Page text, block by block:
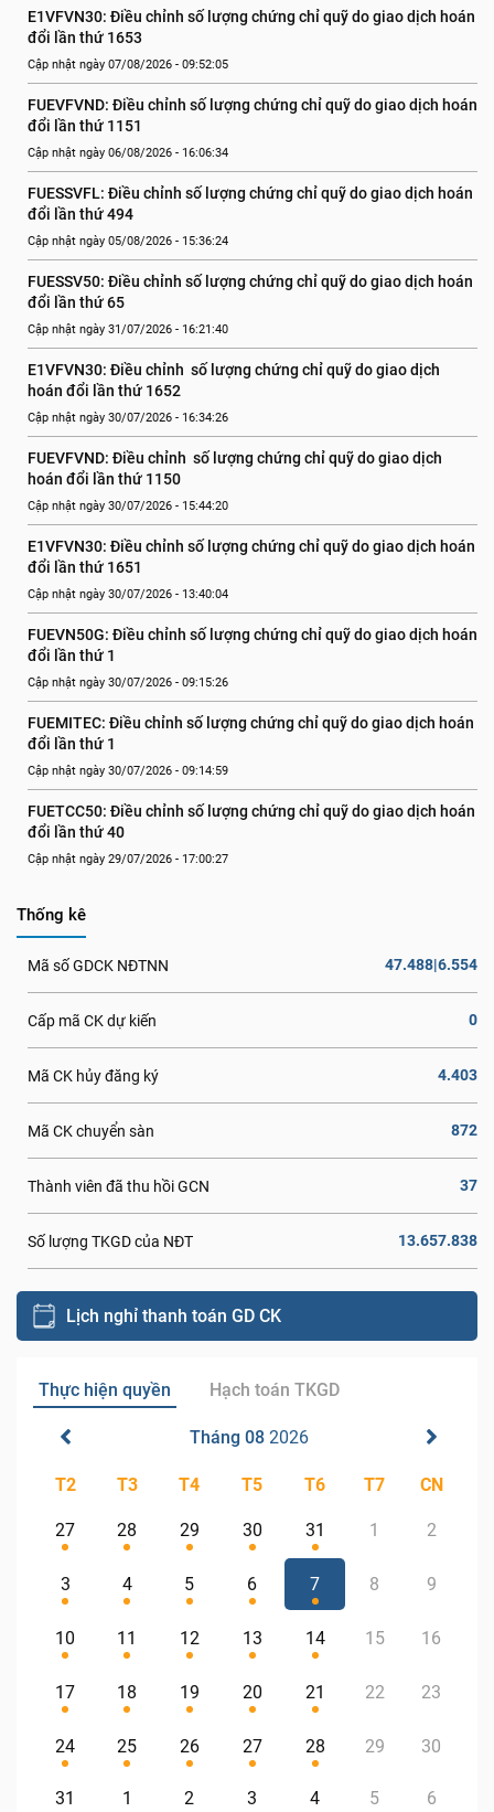
E1VFVN30: Điều chỉnh số lượng chứng chỉ quỹ do giao dịch hoán
đổi lần thứ 1653
Cập nhật ngày 07/08/2026 - 09:52:05
FUEVFVND: Điều chỉnh số lượng chứng chỉ quỹ do giao dịch hoán
đổi lần thứ 1151
Cập nhật ngày 06/08/2026 - 16:06:34
FUESSVFL: Điều chỉnh số lượng chứng chỉ quỹ do giao dịch hoán
đổi lần thứ 494
Cập nhật ngày 05/08/2026 - 15:36:24
FUESSV50: Điều chỉnh số lượng chứng chỉ quỹ do giao dịch hoán
đổi lần thứ 65
Cập nhật ngày 31/07/2026 - 16:21:40
E1VFVN30: Điều chỉnh  số lượng chứng chỉ quỹ do giao dịch
hoán đổi lần thứ 1652
Cập nhật ngày 30/07/2026 - 16:34:26
FUEVFVND: Điều chỉnh  số lượng chứng chỉ quỹ do giao dịch
hoán đổi lần thứ 1150
Cập nhật ngày 30/07/2026 - 15:44:20
E1VFVN30: Điều chỉnh số lượng chứng chỉ quỹ do giao dịch hoán
đổi lần thứ 1651
Cập nhật ngày 30/07/2026 - 13:40:04
FUEVN50G: Điều chỉnh số lượng chứng chỉ quỹ do giao dịch hoán
đổi lần thứ 1
Cập nhật ngày 30/07/2026 - 09:15:26
FUEMITEC: Điều chỉnh số lượng chứng chỉ quỹ do giao dịch hoán
đổi lần thứ 1
Cập nhật ngày 30/07/2026 - 09:14:59
FUETCC50: Điều chỉnh số lượng chứng chỉ quỹ do giao dịch hoán
đổi lần thứ 40
Cập nhật ngày 29/07/2026 - 17:00:27
Thống kê
Mã số GDCK NĐTNN 47.488|6.554
Cấp mã CK dự kiến 0
Mã CK hủy đăng ký 4.403
Mã CK chuyển sàn 872
Thành viên đã thu hồi GCN 37
Số lượng TKGD của NĐT 13.657.838
Lịch nghỉ thanh toán GD CK
Thực hiện quyền Hạch toán TKGD
Tháng 08 2026
T2 T3 T4 T5 T6 T7 CN
27 28 29 30 31 1 2
3 4 5 6 7 8 9
10 11 12 13 14 15 16
17 18 19 20 21 22 23
24 25 26 27 28 29 30
31 1 2 3 4 5 6